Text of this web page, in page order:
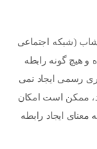
(شبکه اجتماعی
و هیچ گونه رابطه
رسمی ایجاد نمی
ممکن است امکان
ایجاد رابطه